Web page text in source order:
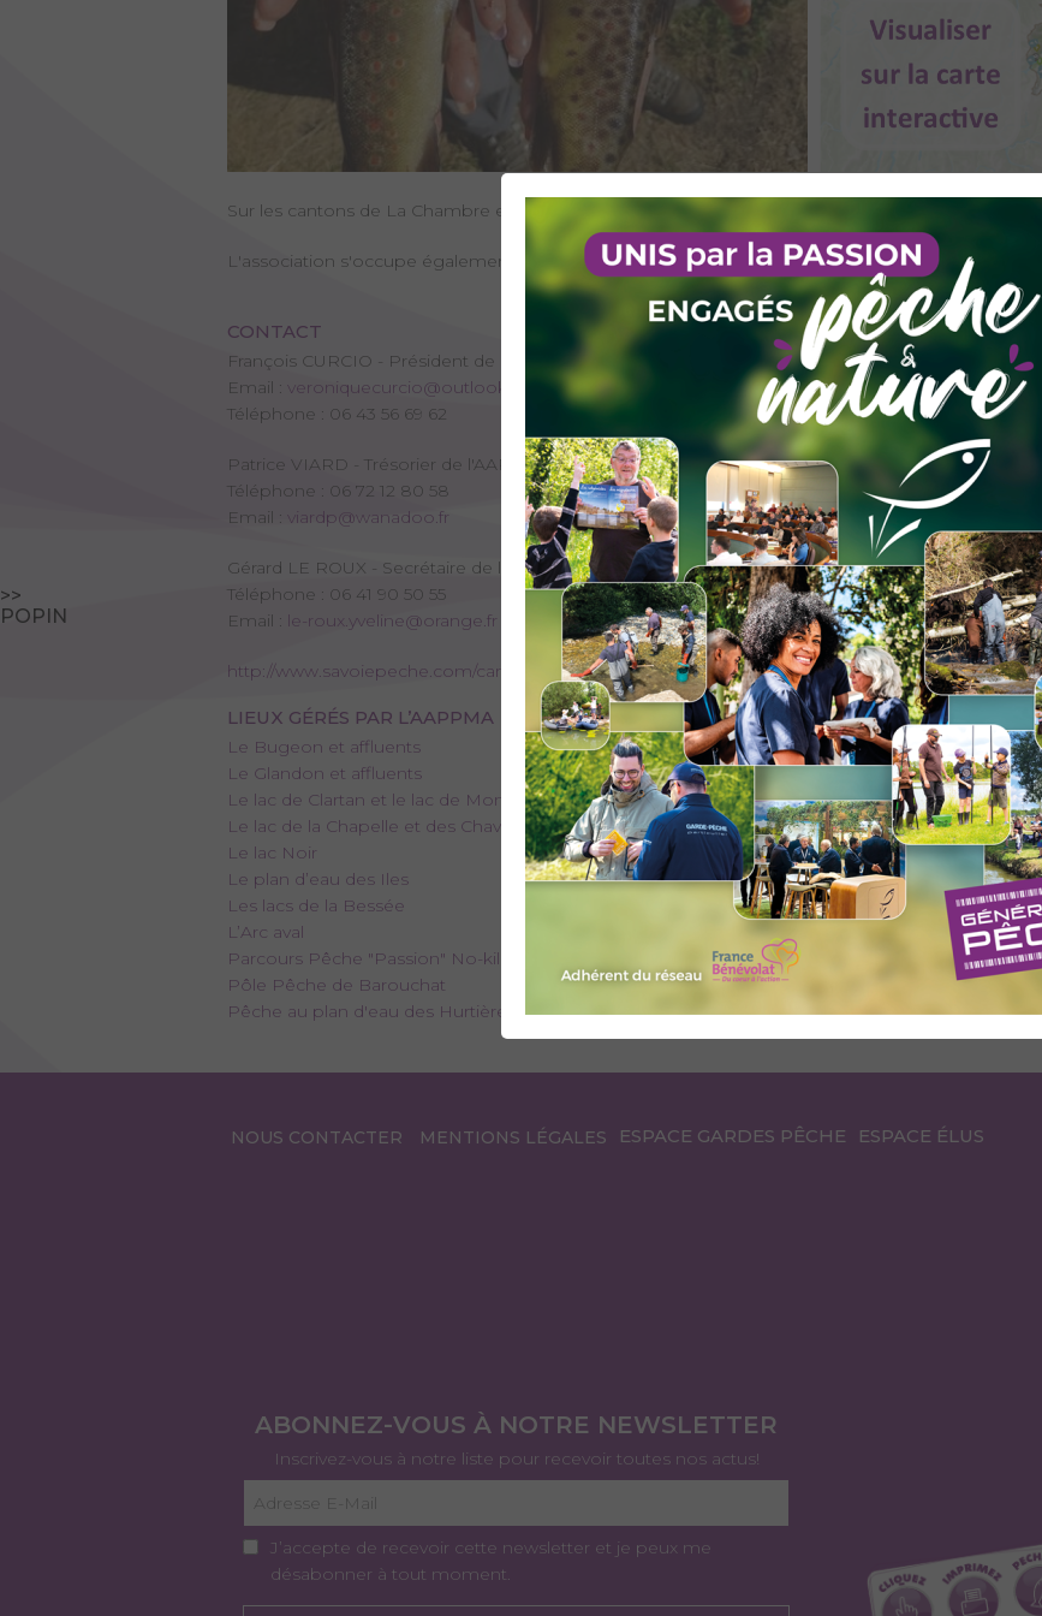
>>
POPIN
Sur les cantons de La Chambre et d'Aiguebelle, découvrez les plaisirs de la pêche dans les lacs
L'association s'occupe également du suivi et protection du milieu aquatique.
CONTACT
François CURCIO - Président de l'AAPPMA
Email : veroniquecurcio@outlook.fr
Téléphone : 06 43 56 69 62
Patrice VIARD - Trésorier de l'AAPPMA
Téléphone : 06 72 12 80 58
Email : viardp@wanadoo.fr
Gérard LE ROUX - Secrétaire de l'AAPPMA
Téléphone : 06 41 90 50 55
Email : le-roux.yveline@orange.fr
http://www.savoiepeche.com/carte-de-peche
LIEUX GÉRÉS PAR L’AAPPMA
Le Bugeon et affluents
Le Glandon et affluents
Le lac de Clartan et le lac de Montartier
Le lac de la Chapelle et des Chavannes
Le lac Noir
Le plan d’eau des Iles
Les lacs de la Bessée
L’Arc aval
Parcours Pêche "Passion" No-kill du Ruisseau des Blachères à St-Rémy-de-Maurienne
Pôle Pêche de Barouchat
Pêche au plan d'eau des Hurtières
NOUS CONTACTER MENTIONS LÉGALES ESPACE GARDES PÊCHE ESPACE ÉLUS
ABONNEZ-VOUS À NOTRE NEWSLETTER
Inscrivez-vous à notre liste pour recevoir toutes nos actus!
J’accepte de recevoir cette newsletter et je peux me
désabonner à tout moment.